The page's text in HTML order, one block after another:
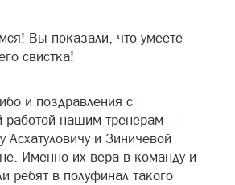
Вы показали, что умеете
свистка!
и поздравления с
работой нашим тренерам —
Асхатуловичу и Зиничевой
Именно их вера в команду и
ребят в полуфинал такого